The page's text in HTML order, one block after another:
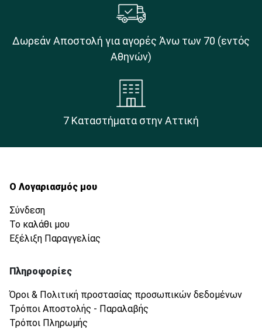
Δωρεάν Αποστολή για αγορές Άνω των 70 (εντός
Αθηνών)
7 Καταστήματα στην Αττική
Ο Λογαριασμός μου
Σύνδεση
Το καλάθι μου
Εξέλιξη Παραγγελίας
Πληροφορίες
Όροι & Πολιτική προστασίας προσωπικών δεδομένων
Τρόποι Αποστολής - Παραλαβής
Τρόποι Πληρωμής